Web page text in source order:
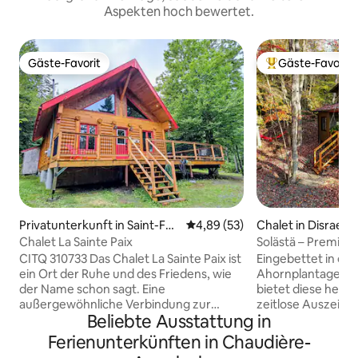
Aspekten hoch bewertet.
Gäste-Favorit
Gäste-Favorit
Privatunterkunft in Saint-Fab
ien-de-Panet
Durchschnittliche Bewertung:
4,89 (53)
Chalet La Sainte Paix
CITQ 310733 Das Chalet La Sainte Paix ist
ein Ort der Ruhe und des Friedens, wie
der Name schon sagt. Eine
außergewöhnliche Verbindung zur
Natur erwartet Sie. Dieses gemütliche
Chalet befindet sich nur einen
Katzensprung vom majestätischen Parc
Beliebter Gäste-
Gäste-Favorit
Chalet in Disraeli
Solästä –
Nacht 50 %
Eingebettet in
Ahornplantage in
bietet diese helle
zeitlose Auszeit,
entspannen und
Moment
vom Irischen
Beliebte Ausstattung in
Ferienunterkünften in Chaudière-